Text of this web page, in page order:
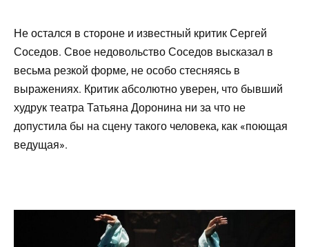
Не остался в стороне и известный критик Сергей
Соседов. Свое недовольство Соседов высказал в
весьма резкой форме, не особо стесняясь в
выражениях. Критик абсолютно уверен, что бывший
худрук театра Татьяна Доронина ни за что не
допустила бы на сцену такого человека, как «поющая
ведущая».